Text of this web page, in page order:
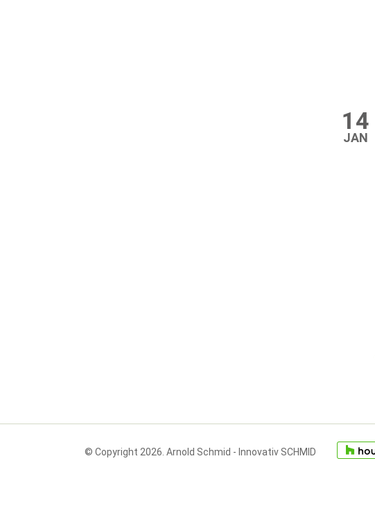
14
JAN
© Copyright 2026. Arnold Schmid - Innovativ SCHMID